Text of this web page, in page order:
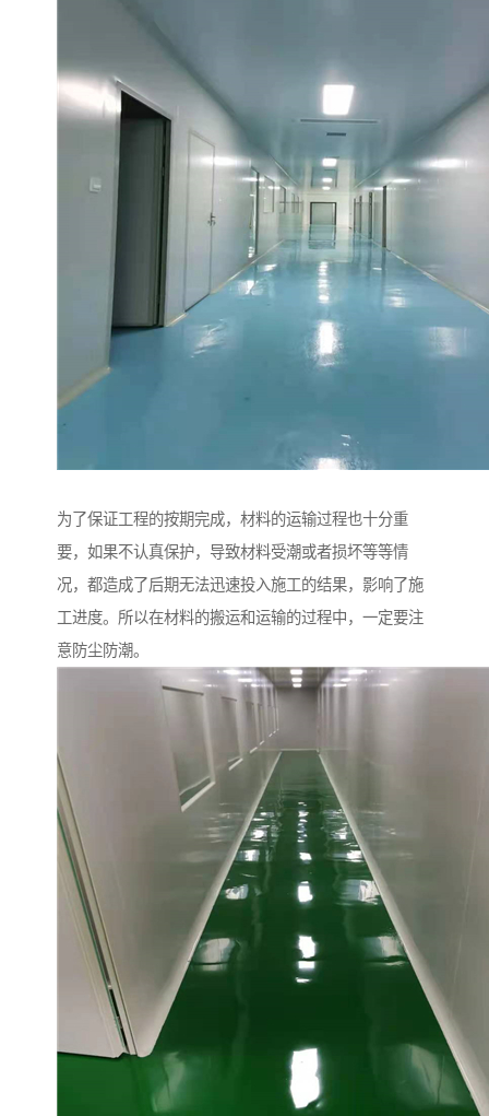
为了保证工程的按期完成，材料的运输过程也十分重
要，如果不认真保护，导致材料受潮或者损坏等等情
况，都造成了后期无法迅速投入施工的结果，影响了施
工进度。所以在材料的搬运和运输的过程中，一定要注
意防尘防潮。